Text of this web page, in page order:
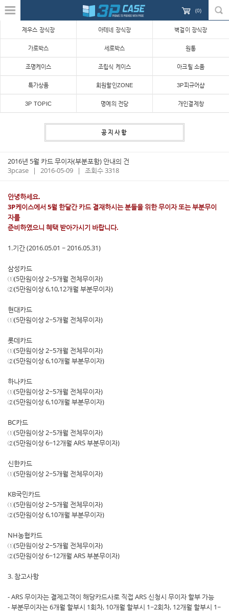
(0)
제우스 장식장 아테네 장식장 벽걸이 장식장
가로박스 세로박스 원통
조명케이스 조립식 케이스 아크릴 소품
특가상품 회원할인ZONE 3P피규어샵
3P TOPIC 명예의 전당 개인결제창
공지사항
2016년 5월 카드 무이자(부분포함) 안내의 건
3pcase
| 2016-05-09 | 조회수 3318
안녕하세요.
3P케이스에서 5월 한달간 카드 결재하시는 분들을 위한 무이자 또는 부분무이
자를
준비하였으니 혜택 받아가시기 바랍니다.
1.기간 (2016.05.01 ~ 2016.05.31)
삼성카드
①(5만원이상 2~5개월 전체무이자)
②(5만원이상 6,10,12개월 부분무이자)
현대카드
①(5만원이상 2~5개월 전체무이자)
롯데카드
①(5만원이상 2~5개월 전체무이자)
②(5만원이상 6,10개월 부분무이자)
하나카드
①(5만원이상 2~5개월 전체무이자)
②(5만원이상 6,10개월 부분무이자)
BC카드
①(5만원이상 2~5개월 전체무이자)
②(5만원이상 6~12개월 ARS 부분무이자)
신한카드
①(5만원이상 2~5개월 전체무이자)
KB국민카드
①(5만원이상 2~5개월 전체무이자)
②(5만원이상 6,10개월 부분무이자)
NH농협카드
①(5만원이상 2~5개월 전체무이자)
②(5만원이상 6~12개월 ARS 부분무이자)
3. 참고사항
- ARS 무이자는 결제고객이 해당카드사로 직접 ARS 신청시 무이자 할부 가능
- 부분무이자는 6개월 할부시 1회차, 10개월 할부시 1~2회차, 12개월 할부시 1~